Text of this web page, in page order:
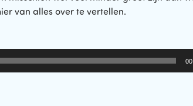
van alles over te vertellen.